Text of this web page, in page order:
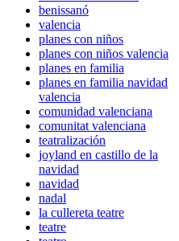
benissanó
valencia
planes con niños
planes con niños valencia
planes en familia
planes en familia navidad
valencia
comunidad valenciana
comunitat valenciana
teatralización
joyland en castillo de la
navidad
navidad
nadal
la cullereta teatre
teatre